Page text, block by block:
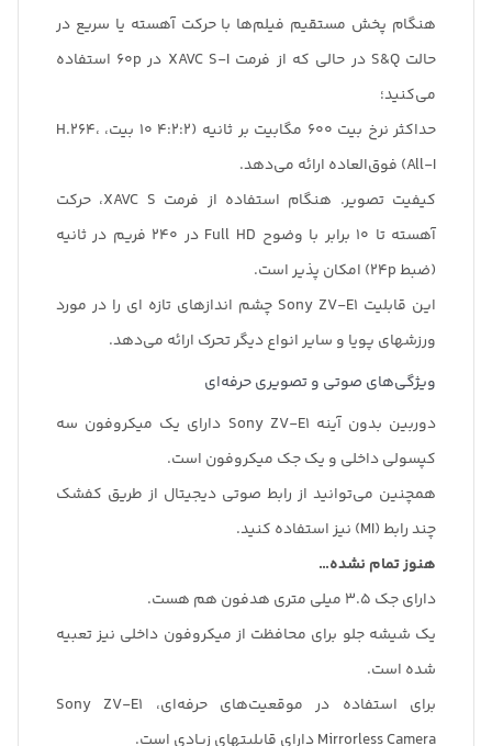
هنگام پخش مستقیم فیلم‌ها با حرکت آهسته یا سریع در
حالت S&Q در حالی که از فرمت XAVC S-I در 60p استفاده
می‌کنید؛
حداکثر نرخ بیت 600 مگابیت بر ثانیه (4:2:2 10 بیت، H.264،
All-I) فوق‌العاده ارائه می‌دهد.
کیفیت تصویر. هنگام استفاده از فرمت XAVC S، حرکت
آهسته تا 10 برابر با وضوح Full HD در 240 فریم در ثانیه
(ضبط 24p) امکان پذیر است.
این قابلیت Sony ZV-E1 چشم اندازهای تازه ای را در مورد
ورزشهای پویا و سایر انواع دیگر تحرک ارائه می‌دهد.
ویژگی‌های صوتی و تصویری حرفه‌ای
دوربین بدون آینه Sony ZV-E1 دارای یک میکروفون سه
کپسولی داخلی و یک جک میکروفون است.
همچنین می‌توانید از رابط صوتی دیجیتال از طریق کفشک
چند رابط (MI) نیز استفاده کنید.
هنوز تمام نشده…
دارای جک 3.5 میلی متری هدفون هم هست.
یک شیشه جلو برای محافظت از میکروفون داخلی نیز تعبیه
شده است.
برای استفاده در موقعیت‌های حرفه‌ای، Sony ZV-E1
Mirrorless Camera دارای قابلیتهای زیادی است.